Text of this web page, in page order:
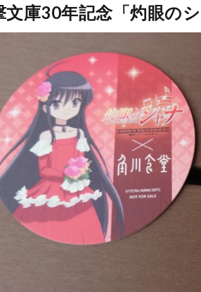
文庫30年記念「灼眼の